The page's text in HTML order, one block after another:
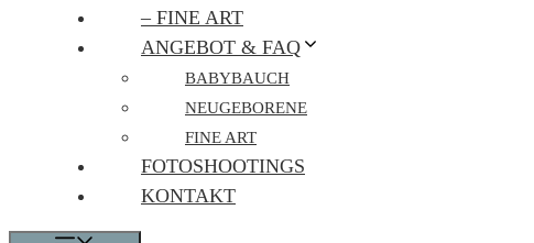
– FINE ART
ANGEBOT & FAQ
BABYBAUCH
NEUGEBORENE
FINE ART
FOTOSHOOTINGS
KONTAKT